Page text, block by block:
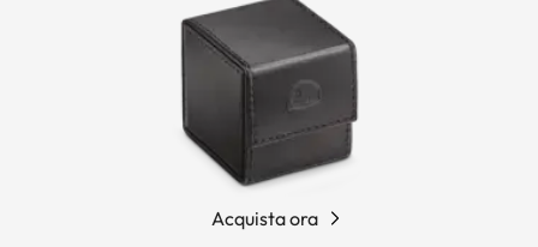
Visoflex 2 è anche retrocompatibile con i modelli
Leica M10 (M10, M10 Monochrom, M10R, M10-P e
M10-D) una volta aggiornati con il nuovo firmware
rilasciato a maggio 2022.
Acquista ora